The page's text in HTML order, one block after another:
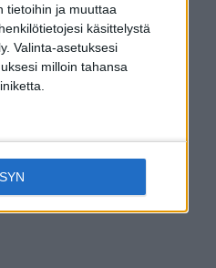
tietoihin ja muuttaa
käsittelystä
Valinta-asetuksesi
milloin tahansa